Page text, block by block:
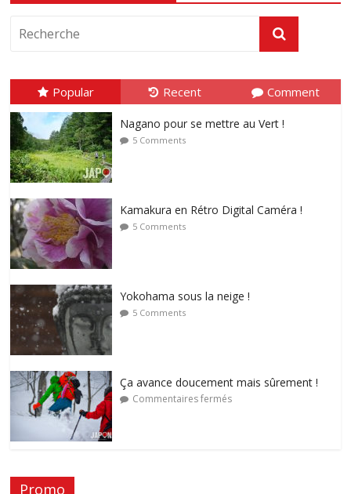
Popular Recent Comment
Nagano pour se mettre au Vert !
5 Comments
Kamakura en Rétro Digital Caméra !
5 Comments
Yokohama sous la neige !
5 Comments
Ça avance doucement mais sûrement !
Commentaires fermés
Promo